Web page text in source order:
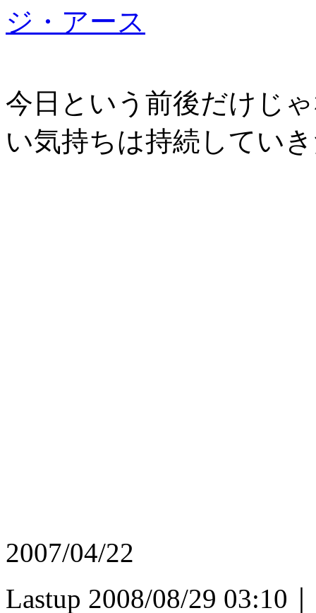
ジ・アース
今日という前後だけじ
い気持ちは持続してい
2007/04/22
Lastup 2008/08/29 03:10